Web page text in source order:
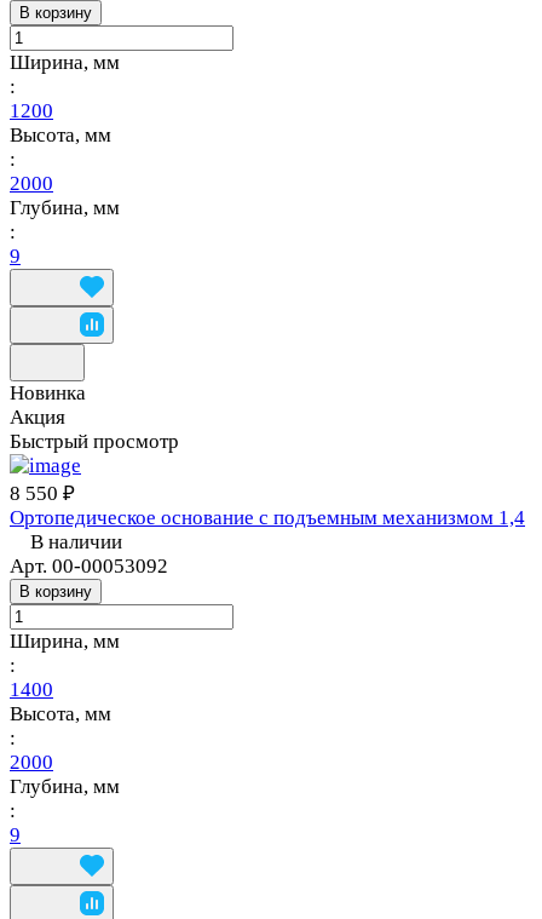
В корзину
Ширина, мм
:
1200
Высота, мм
:
2000
Глубина, мм
:
9
Новинка
Акция
Быстрый просмотр
8 550 ₽
Ортопедическое основание с подъемным механизмом 1,4
В наличии
Арт. 00-00053092
В корзину
Ширина, мм
:
1400
Высота, мм
:
2000
Глубина, мм
:
9